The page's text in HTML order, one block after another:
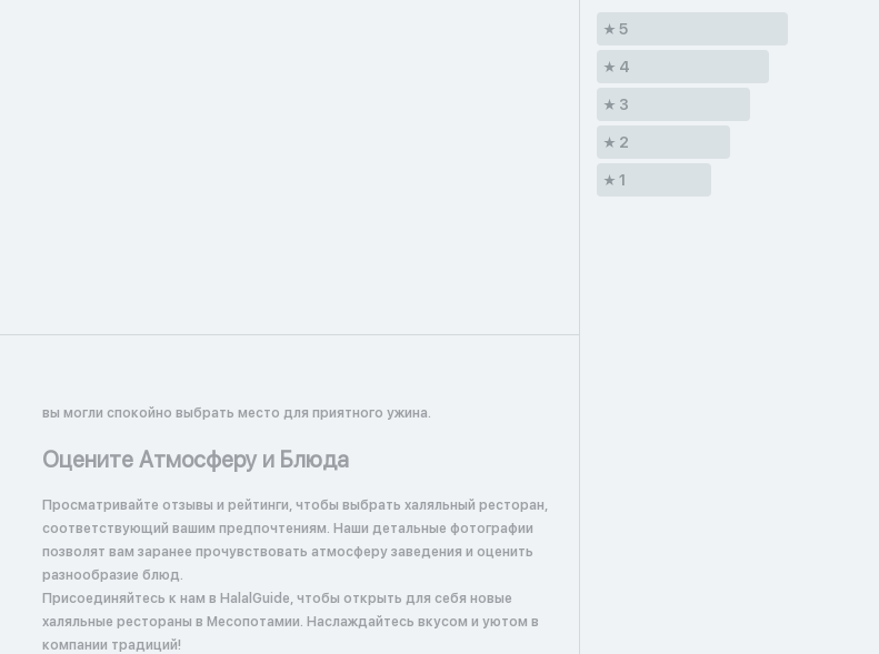
вы могли спокойно выбрать место для приятного ужина.
Оцените Атмосферу и Блюда
Просматривайте отзывы и рейтинги, чтобы выбрать халяльный ресторан,
соответствующий вашим предпочтениям. Наши детальные фотографии
позволят вам заранее прочувствовать атмосферу заведения и оценить
разнообразие блюд.
Присоединяйтесь к нам в HalalGuide, чтобы открыть для себя новые
халяльные рестораны в Месопотамии. Наслаждайтесь вкусом и уютом в
компании традиций!
5
4
3
2
1